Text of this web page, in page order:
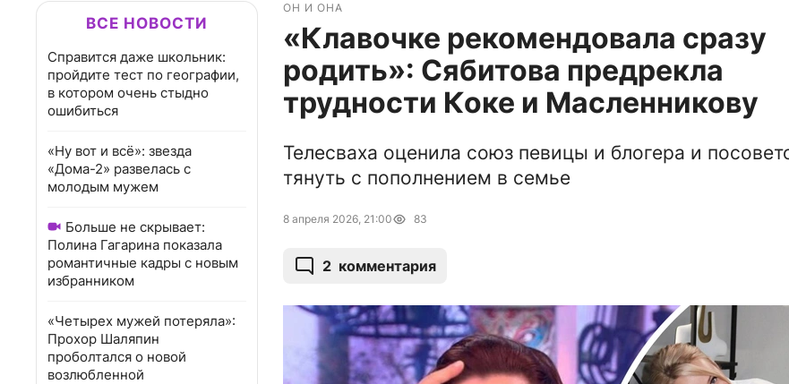
ВСЕ НОВОСТИ
Справится даже школьник:
пройдите тест по географии,
в котором очень стыдно
ошибиться
«Ну вот и всё»: звезда
«Дома-2» развелась с
молодым мужем
Больше не скрывает:
Полина Гагарина показала
романтичные кадры с новым
избранником
«Четырех мужей потеряла»:
Прохор Шаляпин
проболтался о новой
возлюбленной
ОН И ОНА
«Клавочке рекомендовала сразу
родить»: Сябитова предрекла
трудности Коке и Масленникову
Телесваха оценила союз певицы и блогера и
тянуть с пополнением в семье
8 апреля 2026, 21:00 83
2 комментария